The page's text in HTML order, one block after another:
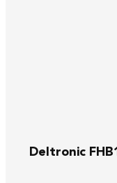
Deltronic